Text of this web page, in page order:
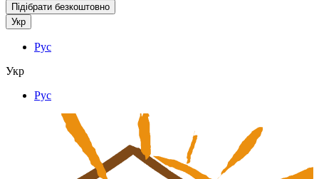
Підібрати безкоштовно
Укр
Рус
Укр
Рус